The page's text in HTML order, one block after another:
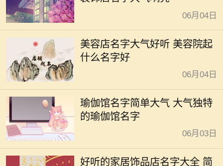
06月04日
美容店名字大气好听 美容院起
什么名字好
06月04日
瑜伽馆名字简单大气 大气独特
的瑜伽馆名字
06月03日
好听的家居饰品店名字大全 简